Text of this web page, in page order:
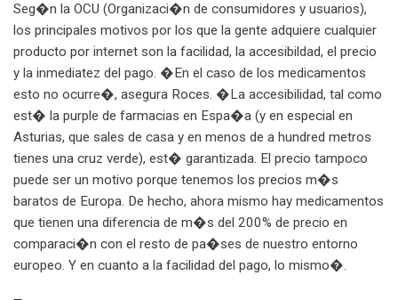
Seg�n la OCU (Organizaci�n de consumidores y usuarios),
los principales motivos por los que la gente adquiere cualquier
producto por internet son la facilidad, la accesibildad, el precio
y la inmediatez del pago. �En el caso de los medicamentos
esto no ocurre�, asegura Roces. �La accesibilidad, tal como
est� la purple de farmacias en Espa�a (y en especial en
Asturias, que sales de casa y en menos de a hundred metros
tienes una cruz verde), est� garantizada. El precio tampoco
puede ser un motivo porque tenemos los precios m�s
baratos de Europa. De hecho, ahora mismo hay medicamentos
que tienen una diferencia de m�s del 200% de precio en
comparaci�n con el resto de pa�ses de nuestro entorno
europeo. Y en cuanto a la facilidad del pago, lo mismo�.